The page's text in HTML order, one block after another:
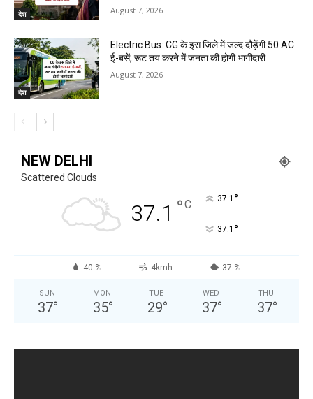
देश August 7, 2026
देश
Electric Bus: CG के इस जिले में जल्द दौड़ेंगी 50 AC
ई-बसें, रूट तय करने में जनता की होगी भागीदारी
August 7, 2026
NEW DELHI
Scattered Clouds
37.1 °C 37.1 °
37.1 °
40 % 4kmh 37 %
SUN
37°
MON
35°
TUE
29°
WED
37°
THU
37°